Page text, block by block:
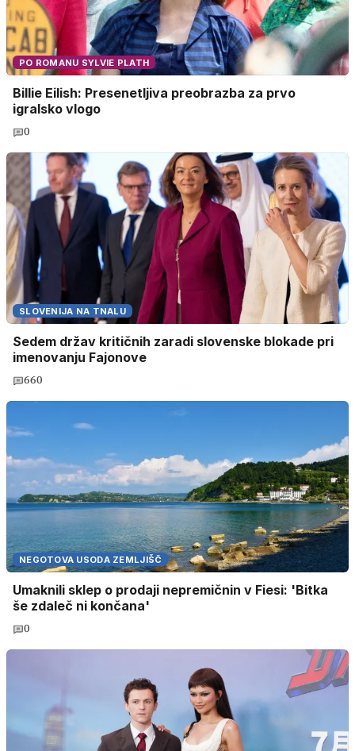
PO ROMANU SYLVIE PLATH
Billie Eilish: Presenetljiva preobrazba za prvo
igralsko vlogo
0
SLOVENIJA NA TNALU
Sedem držav kritičnih zaradi slovenske blokade pri
imenovanju Fajonove
660
NEGOTOVA USODA ZEMLJIŠČ
Umaknili sklep o prodaji nepremičnin v Fiesi: 'Bitka
še zdaleč ni končana'
0